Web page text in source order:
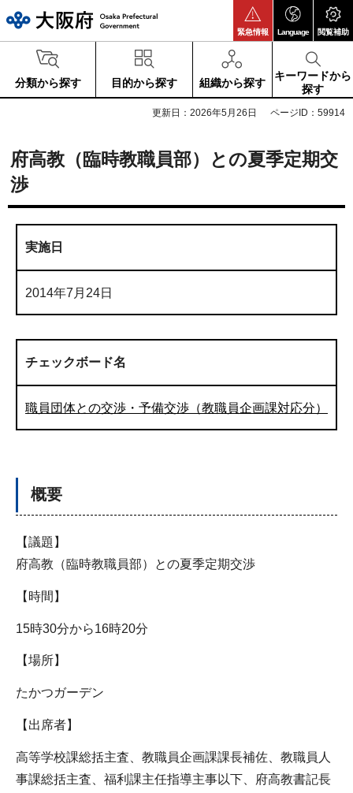
緊急情報 Language 閲覧補助
分類から探す 目的から探す 組織から探す
キーワードから
探す
更新日：2026年5月26日 ページID：59914
府高教（臨時教職員部）との夏季定期交
渉
実施日
2014年7月24日
チェックボード名
職員団体との交渉・予備交渉（教職員企画課対応分）
概要
【議題】
府高教（臨時教職員部）との夏季定期交渉
【時間】
15時30分から16時20分
【場所】
たかつガーデン
【出席者】
高等学校課総括主査、教職員企画課課長補佐、教職員人
事課総括主査、福利課主任指導主事以下、府高教書記長